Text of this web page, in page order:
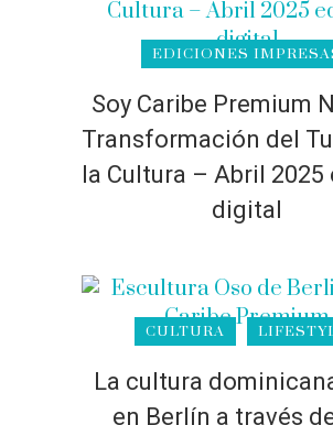
EDICIONES
Soy Caribe Premium
Transformación del
la Cultura – Abril 2025
digital
CULTURA
La cultura
en Berlín a través